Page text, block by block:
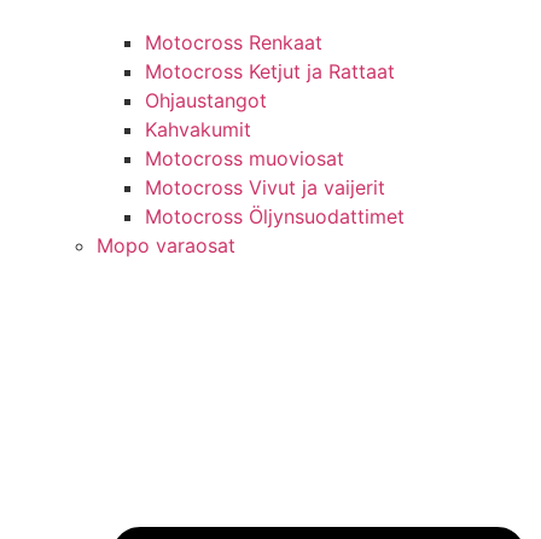
Motocross Renkaat
Motocross Ketjut ja Rattaat
Ohjaustangot
Kahvakumit
Motocross muoviosat
Motocross Vivut ja vaijerit
Motocross Öljynsuodattimet
Mopo varaosat